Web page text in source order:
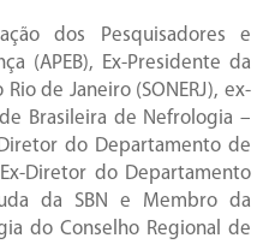
dos Pesquisadores e
(APEB), Ex-Presidente da
de Janeiro (SONERJ), ex-
Brasileira de Nefrologia –
do Departamento de
Diretor do Departamento
da SBN e Membro da
do Conselho Regional de